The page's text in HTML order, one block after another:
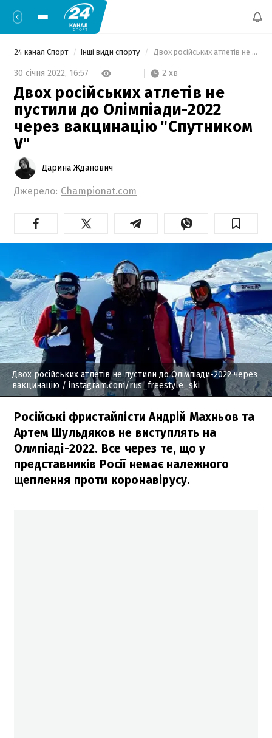
24 канал Спорт Інші види спорту Двох російських атлетів не пустили до Олімпіади-2022 через вакцинацію "Спутником V"
30 січня 2022, 16:57 2 хв
Двох російських атлетів не
пустили до Олімпіади-2022
через вакцинацію "Спутником
V"
Дарина Жданович
Джерело: Championat.com
Двох російських атлетів не пустили до Олімпіади-2022 через
вакцинацію / instagram.com/rus_freestyle_ski
Російські фристайлісти Андрій Махньов та
Артем Шульдяков не виступлять на
Олмпіаді-2022. Все через те, що у
представників Росії немає належного
щеплення проти коронавірусу.